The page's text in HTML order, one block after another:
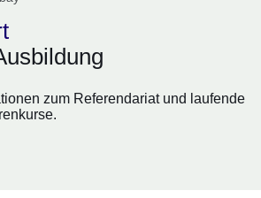
zum Referendariat und laufende